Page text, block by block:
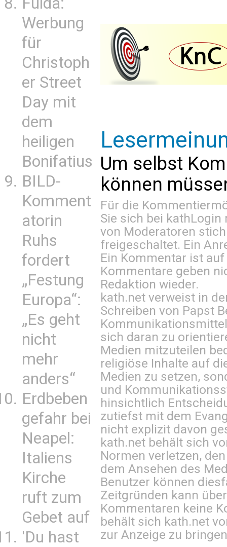
Werbung
für
Christoph
er Street
Day mit
dem
heiligen
Bonifatius
BILD-
Komment
atorin
Ruhs
fordert
„Festung
Europa“:
„Es geht
nicht
mehr
anders“
Erdbeben
gefahr bei
Neapel:
Italiens
Kirche
ruft zum
Gebet auf
'Du hast
Um selbst
können
Für die
Sie sich bei kathLogin
von Moderatoren
freigeschaltet. Ein
Ein Kommentar ist
Kommentare geben
Redaktion wieder.
kath.net verweist in
Schreiben von Papst
sich daran zu
Medien mitzuteilen
religiöse Inhalte auf
Medien zu setzen,
und
hinsichtlich
zutiefst mit dem
nicht explizit davon
kath.net behält sich
Normen verletzen,
dem Ansehen des
Benutzer können
Zeitgründen kann
Kommentaren keine
behält sich kath.net
zur Anzeige zu